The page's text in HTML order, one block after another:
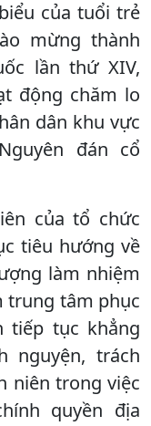
của tuổi trẻ
mừng thành
lần thứ XIV,
động chăm lo
dân khu vực
đán cổ
của tổ chức
tiêu hướng về
làm nhiệm
trung tâm phục
tiếp tục khẳng
nguyện, trách
niên trong việc
quyền địa